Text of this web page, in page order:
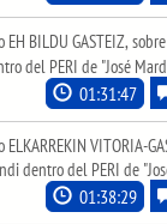
BILDU GASTEIZ,
del PERI de "José
01:31:47
VITORIA-
dentro del PERI de
01:38:29